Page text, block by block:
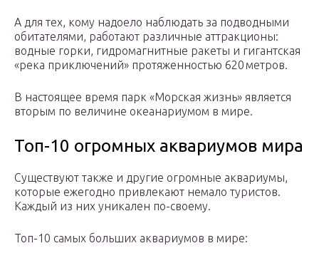
А для тех, кому надоело наблюдать за подводными
обитателями, работают различные аттракционы:
водные горки, гидромагнитные ракеты и гигантская
«река приключений» протяженностью 620 метров.
В настоящее время парк «Морская жизнь» является
вторым по величине океанариумом в мире.
Топ-10 огромных аквариумов мира
Существуют также и другие огромные аквариумы,
которые ежегодно привлекают немало туристов.
Каждый из них уникален по-своему.
Топ-10 самых больших аквариумов в мире: